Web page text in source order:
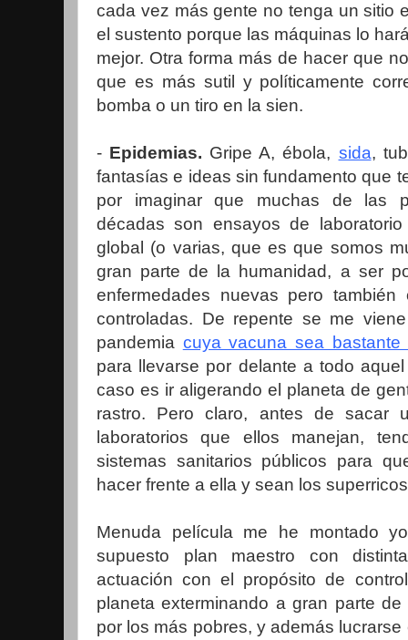
cada vez más gente no tenga un sitio
el sustento porque las máquinas lo
mejor. Otra forma más de hacer que
que es más sutil y políticamente
bomba o un tiro en la sien.
- Epidemias. Gripe A, ébola, sida,
fantasías e ideas sin fundamento que
por imaginar que muchas de las
décadas son ensayos de
global (o varias, que es que somos
gran parte de la humanidad, a ser
enfermedades nuevas pero
controladas. De repente se me
pandemia cuya vacuna sea bastante
para llevarse por delante a todo
caso es ir aligerando el planeta de
rastro. Pero claro, antes de sacar
laboratorios que ellos manejan,
sistemas sanitarios públicos para
hacer frente a ella y sean los
Menuda película me he montado
supuesto plan maestro con
actuación con el propósito de
planeta exterminando a gran parte
por los más pobres, y además